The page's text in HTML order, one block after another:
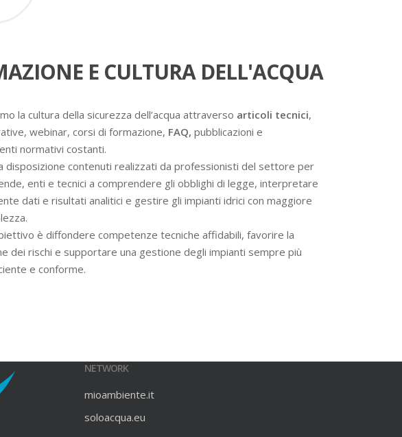
E CULTURA DELL'ACQUA
la cultura della sicurezza dell’acqua attraverso articoli tecnici,
webinar, corsi di formazione, FAQ, pubblicazioni e
normativi costanti.
disposizione contenuti realizzati da professionisti del settore per
enti e tecnici a comprendere gli obblighi di legge, interpretare
dati e risultati analitici e gestire gli impianti idrici con maggiore
è diffondere competenze tecniche affidabili, favorire la
dei rischi e supportare una gestione degli impianti sempre più
e conforme.
NETWORK
mioambiente.it
soloacqua.eu